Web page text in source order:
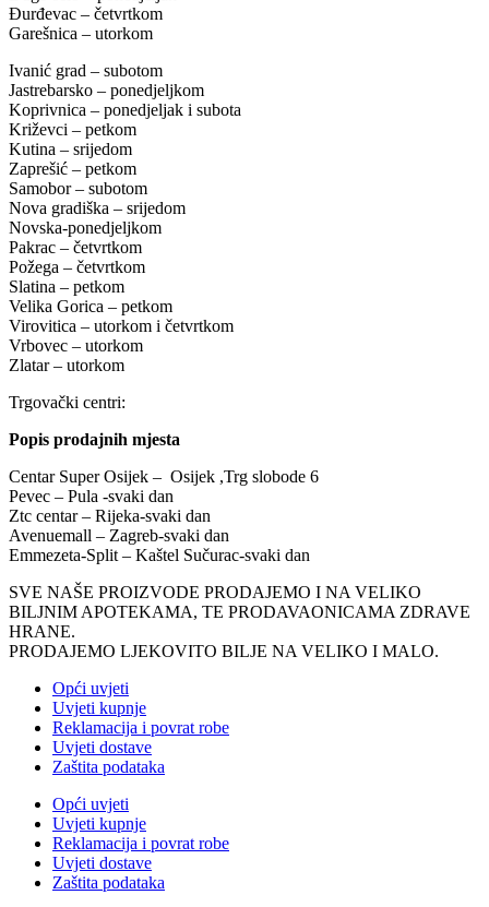
Đurđevac – četvrtkom
Garešnica – utorkom
Ivanić grad – subotom
Jastrebarsko – ponedjeljkom
Koprivnica – ponedjeljak i subota
Križevci – petkom
Kutina – srijedom
Zaprešić – petkom
Samobor – subotom
Nova gradiška – srijedom
Novska-ponedjeljkom
Pakrac – četvrtkom
Požega – četvrtkom
Slatina – petkom
Velika Gorica – petkom
Virovitica – utorkom i četvrtkom
Vrbovec – utorkom
Zlatar – utorkom
Trgovački centri:
Popis prodajnih mjesta
Centar Super Osijek – Osijek ,Trg slobode 6
Pevec – Pula -svaki dan
Ztc centar – Rijeka-svaki dan
Avenuemall – Zagreb-svaki dan
Emmezeta-Split – Kaštel Sučurac-svaki dan
SVE NAŠE PROIZVODE PRODAJEMO I NA VELIKO
BILJNIM APOTEKAMA, TE PRODAVAONICAMA ZDRAVE
HRANE.
PRODAJEMO LJEKOVITO BILJE NA VELIKO I MALO.
Opći uvjeti
Uvjeti kupnje
Reklamacija i povrat robe
Uvjeti dostave
Zaštita podataka
Opći uvjeti
Uvjeti kupnje
Reklamacija i povrat robe
Uvjeti dostave
Zaštita podataka